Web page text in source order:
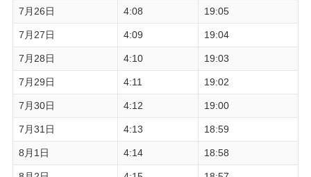
7月26日 4:08 19:05
7月27日 4:09 19:04
7月28日 4:10 19:03
7月29日 4:11 19:02
7月30日 4:12 19:00
7月31日 4:13 18:59
8月1日 4:14 18:58